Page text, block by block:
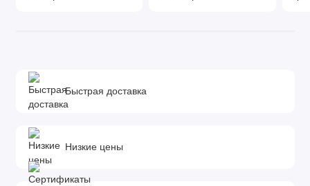
Быстрая доставка
Низкие цены